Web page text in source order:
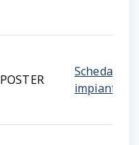
POSTER
Scheda
impianto